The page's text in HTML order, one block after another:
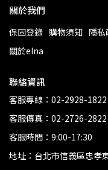
關於我們
保固登錄 購物須知 隱
關於elna
聯絡資訊
客服專線：02-2928-1822
客服傳真：02-2726-2822
客服時間：9:00-17:30
地址：台北市信義區忠孝